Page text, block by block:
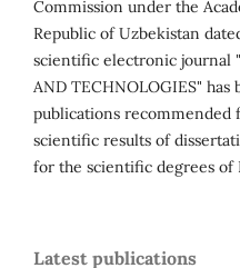
Commission under the
Republic of Uzbekistan
scientific electronic journal
AND TECHNOLOGIES"
publications recommended
scientific results of
for the scientific degrees of
Latest publications